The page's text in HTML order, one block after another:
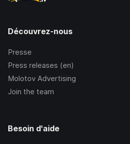
Découvrez-nous
Presse
Press releases (en)
Molotov Advertising
Join the team
Besoin d'aide